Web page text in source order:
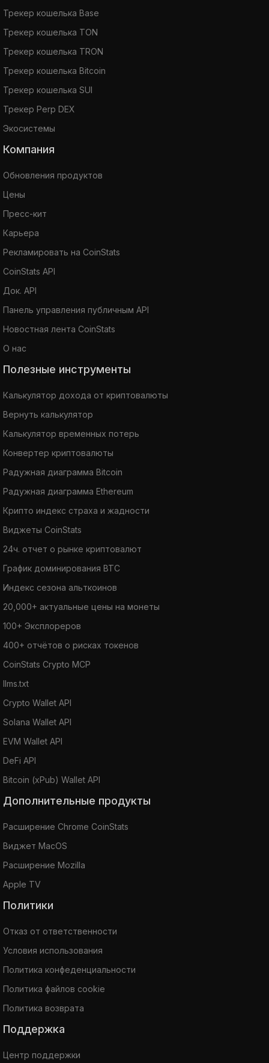
Трекер кошелька Base
Трекер кошелька TON
Трекер кошелька TRON
Трекер кошелька Bitcoin
Трекер кошелька SUI
Трекер Perp DEX
Экосистемы
Компания
Обновления продуктов
Цены
Пресс-кит
Карьера
Рекламировать на CoinStats
CoinStats API
Док. API
Панель управления публичным API
Новостная лента CoinStats
О нас
Полезные инструменты
Калькулятор дохода от криптовалюты
Вернуть калькулятор
Калькулятор временных потерь
Конвертер криптовалюты
Радужная диаграмма Bitcoin
Радужная диаграмма Ethereum
Крипто индекс страха и жадности
Виджеты CoinStats
24ч. отчет о рынке криптовалют
График доминирования BTC
Индекс сезона альткоинов
20,000+ актуальные цены на монеты
100+ Эксплореров
400+ отчётов о рисках токенов
CoinStats Crypto MCP
llms.txt
Crypto Wallet API
Solana Wallet API
EVM Wallet API
DeFi API
Bitcoin (xPub) Wallet API
Дополнительные продукты
Расширение Chrome CoinStats
Виджет MacOS
Расширение Mozilla
Apple TV
Политики
Отказ от ответственности
Условия использования
Политика конфеденциальности
Политика файлов cookie
Политика возврата
Поддержка
Центр поддержки